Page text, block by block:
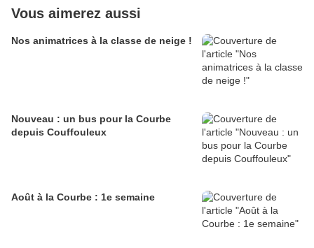
Vous aimerez aussi
Nos animatrices à la classe de neige !
Nouveau : un bus pour la Courbe
depuis Couffouleux
Août à la Courbe : 1e semaine